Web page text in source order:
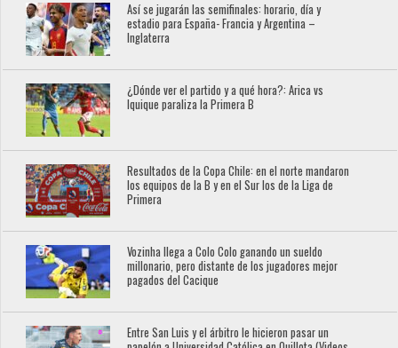
Así se jugarán las semifinales: horario, día y
estadio para España- Francia y Argentina –
Inglaterra
¿Dónde ver el partido y a qué hora?: Arica vs
Iquique paraliza la Primera B
Resultados de la Copa Chile: en el norte mandaron
los equipos de la B y en el Sur los de la Liga de
Primera
Vozinha llega a Colo Colo ganando un sueldo
millonario, pero distante de los jugadores mejor
pagados del Cacique
Entre San Luis y el árbitro le hicieron pasar un